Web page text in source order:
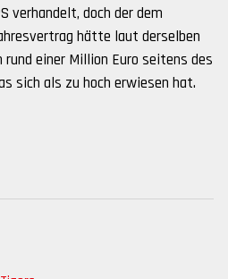
verhandelt, doch der dem
hätte laut derselben
einer Million Euro seitens des
sich als zu hoch erwiesen hat.